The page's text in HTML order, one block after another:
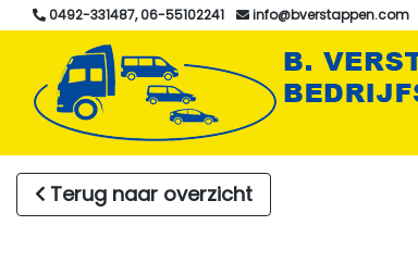
0492-331487, 06-55102241 info@bverstappen.com
Terug naar overzicht